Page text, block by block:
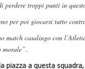
perdere troppi punti in
per poi giocarsi tutto
match casalingo con
morale”.
piazza a questa